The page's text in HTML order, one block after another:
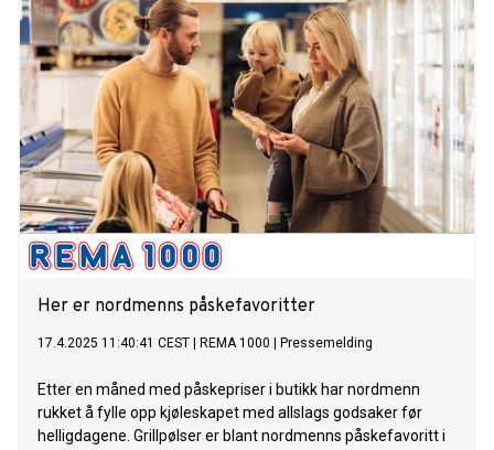
Her er nordmenns påskefavoritter
17.4.2025 11:40:41 CEST REMA 1000 Pressemelding
Etter en måned med påskepriser i butikk har nordmenn
rukket å fylle opp kjøleskapet med allslags godsaker før
helligdagene. Grillpølser er blant nordmenns påskefavoritt i